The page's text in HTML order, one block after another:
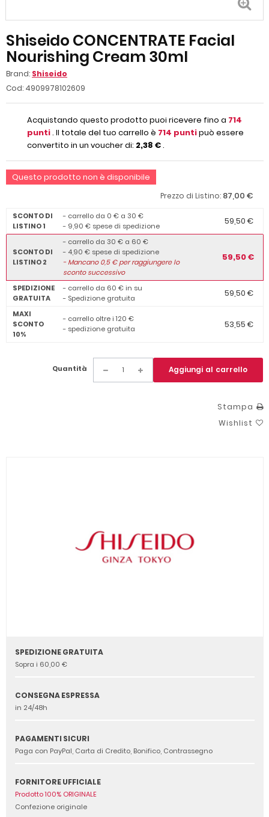
Shiseido CONCENTRATE Facial
Nourishing Cream 30ml
Brand: Shiseido
Cod: 4909978102609
Acquistando questo prodotto puoi ricevere fino a 714
punti. Il totale del tuo carrello è 714 puntipuò essere
convertito in un voucher di: 2,38 €.
Questo prodotto non è disponibile
Prezzo di Listino: 87,00 €
SCONTO DI
LISTINO 1
- carrello da 0 € a 30 €
- 9,90 € spese di spedizione
59,50 €
SCONTO DI
LISTINO 2
- carrello da 30 € a 60 €
- 4,90 € spese di spedizione
-Mancano0,5€ per raggiungere lo
sconto successivo
59,50 €
SPEDIZIONE
GRATUITA
- carrello da 60 € in su
- Spedizione gratuita
59,50 €
MAXI
SCONTO
10%
- carrello oltre i 120 €
- spedizione gratuita
53,55 €
Quantità Aggiungi al carrello
Stampa
Wishlist
SPEDIZIONE GRATUITA
Sopra i 60,00 €
CONSEGNA ESPRESSA
in 24/48h
PAGAMENTI SICURI
Paga con PayPal, Carta di Credito, Bonifico, Contrassegno
FORNITORE UFFICIALE
Prodotto 100% ORIGINALE
Confezione originale